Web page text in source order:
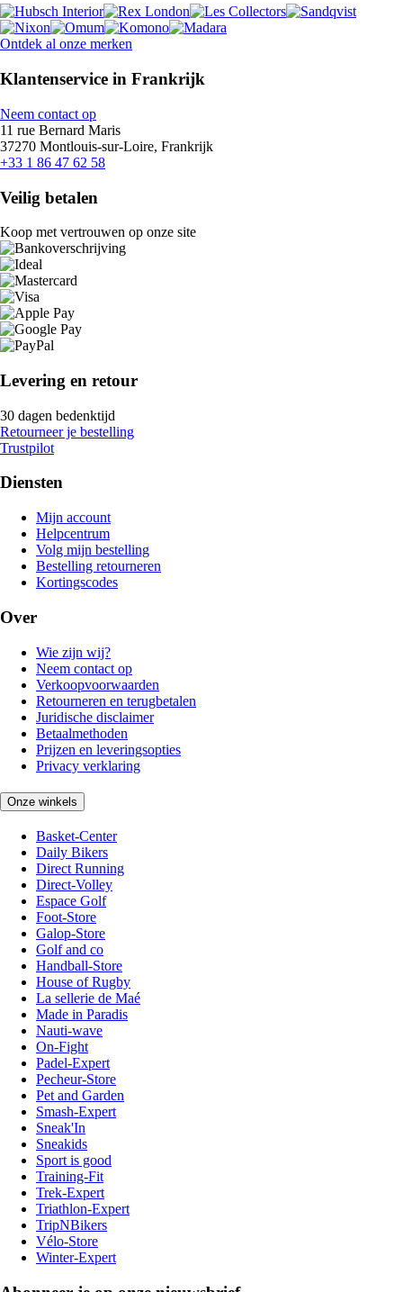
Ontdek al onze merken
Klantenservice in Frankrijk
Neem contact op
11 rue Bernard Maris
37270 Montlouis-sur-Loire, Frankrijk
+33 1 86 47 62 58
Veilig betalen
Koop met vertrouwen op onze site
Levering en retour
30 dagen bedenktijd
Retourneer je bestelling
Trustpilot
Diensten
Mijn account
Helpcentrum
Volg mijn bestelling
Bestelling retourneren
Kortingscodes
Over
Wie zijn wij?
Neem contact op
Verkoopvoorwaarden
Retourneren en terugbetalen
Juridische disclaimer
Betaalmethoden
Prijzen en leveringsopties
Privacy verklaring
Onze winkels
Basket-Center
Daily Bikers
Direct Running
Direct-Volley
Espace Golf
Foot-Store
Galop-Store
Golf and co
Handball-Store
House of Rugby
La sellerie de Maé
Made in Paradis
Nauti-wave
On-Fight
Padel-Expert
Pecheur-Store
Pet and Garden
Smash-Expert
Sneak'In
Sneakids
Sport is good
Training-Fit
Trek-Expert
Triathlon-Expert
TripNBikers
Vélo-Store
Winter-Expert